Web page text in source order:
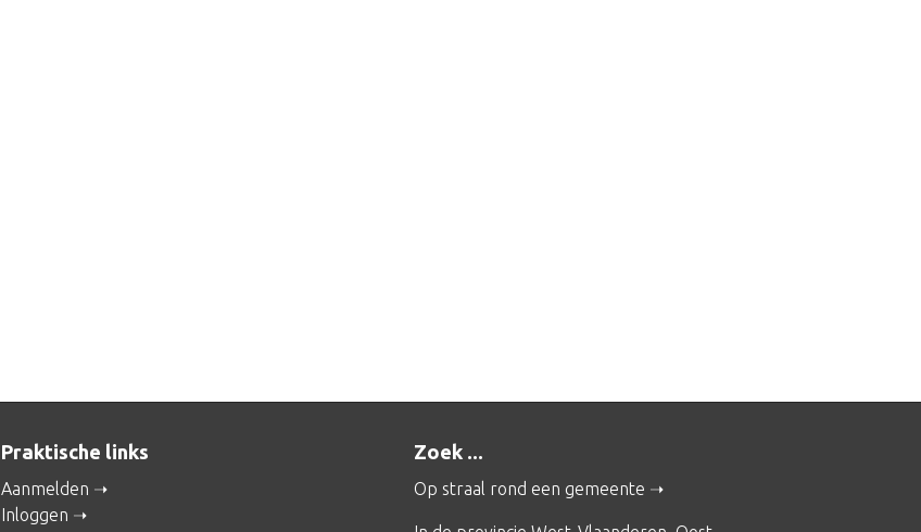
Praktische links
Aanmelden
Inloggen
Zoek ...
Op straal rond een gemeente